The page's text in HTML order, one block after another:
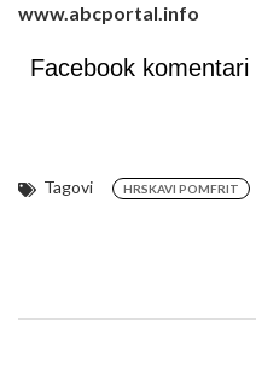
www.abcportal.info
Facebook komentari
Tagovi HRSKAVI POMFRIT